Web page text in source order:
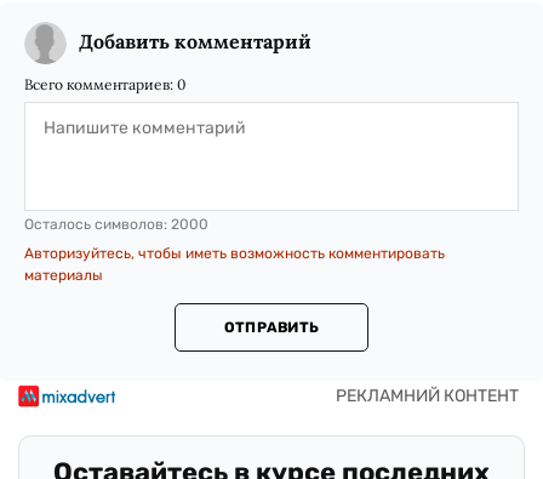
Добавить комментарий
Всего комментариев: 0
Осталось символов: 2000
Авторизуйтесь, чтобы иметь возможность комментировать
материалы
ОТПРАВИТЬ
Оставайтесь в курсе последних